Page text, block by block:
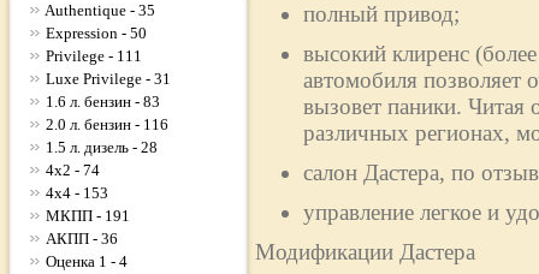
Authentique - 35
Expression - 50
Privilege - 111
Luxe Privilege - 31
1.6 л. бензин - 83
2.0 л. бензин - 116
1.5 л. дизель - 28
4x2 - 74
4x4 - 153
МКПП - 191
АКПП - 36
Оценка 1 - 4
полный привод;
высокий клиренс
автомобиля позволяет
вызовет паники. Читая
различных регионах,
салон Дастера, по
управление легкое и
Модификации Дастера